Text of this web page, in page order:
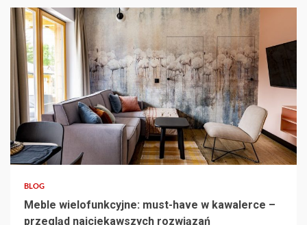
4 min read
BLOG
Meble wielofunkcyjne: must-have w kawalerce –
przegląd najciekawszych rozwiązań